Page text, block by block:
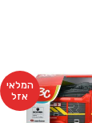
המלאי
אזל